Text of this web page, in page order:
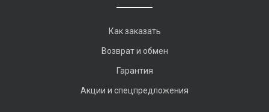
Как заказать
Возврат и обмен
Гарантия
Акции и спецпредложения